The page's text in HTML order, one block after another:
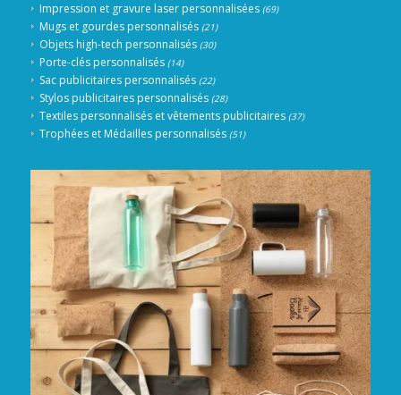
Impression et gravure laser personnalisées (69)
Mugs et gourdes personnalisés (21)
Objets high-tech personnalisés (30)
Porte-clés personnalisés (14)
Sac publicitaires personnalisés (22)
Stylos publicitaires personnalisés (28)
Textiles personnalisés et vêtements publicitaires (37)
Trophées et Médailles personnalisés (51)